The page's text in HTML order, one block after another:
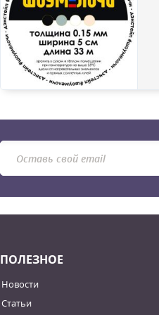
ПОЛЕЗНОЕ
Новости
Статьи